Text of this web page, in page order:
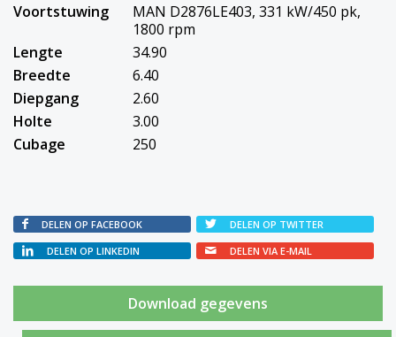
Voortstuwing
MAN D2876LE403, 331 kW/450 pk,
1800 rpm
Lengte
34.90
Breedte
6.40
Diepgang
2.60
Holte
3.00
Cubage
250
DELEN OP FACEBOOK
DELEN OP TWITTER
DELEN OP LINKEDIN
DELEN VIA E-MAIL